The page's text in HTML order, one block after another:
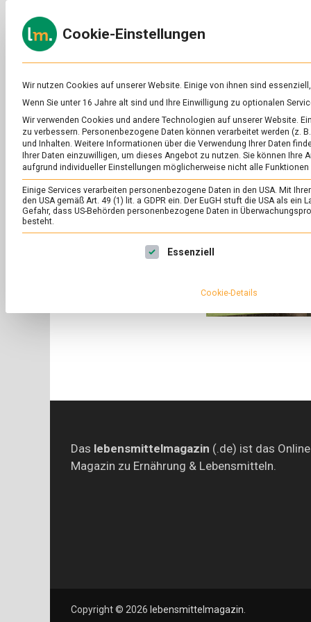
to
content
zu
&
Ernährung
SCHLAGWORT:
Das lebensmittelmagazin (.de) ist das
Magazin zu Ernährung & Lebensmitteln.
Copyright © 2026 lebensmittelmagazin
Cookie-Einstellungen
Wir nutzen Cookies auf unserer Website. Einige von ihnen sind
Wenn Sie unter 16 Jahre alt sind und Ihre Einwilligung zu optionalen
Wir verwenden Cookies und andere Technologien auf unserer Website.
zu verbessern. Personenbezogene Daten können verarbeitet werden (z.
und Inhalten. Weitere Informationen über die Verwendung Ihrer Daten
Ihrer Daten einzuwilligen, um dieses Angebot zu nutzen. Sie können Ihre
aufgrund individueller Einstellungen möglicherweise nicht alle
Einige Services verarbeiten personenbezogene Daten in den USA. Mit
den USA gemäß Art. 49 (1) lit. a GDPR ein. Der EuGH stuft die USA als
Gefahr, dass US-Behörden personenbezogene Daten in
besteht.
Es folgt eine Liste der Service-Gruppen, für die eine
Essenziell
Cookie-Details